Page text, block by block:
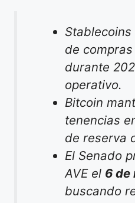
de
durante
operativo.
Bitcoin
tenencias
de reserva
El Senado
AVE el 6 de
buscando